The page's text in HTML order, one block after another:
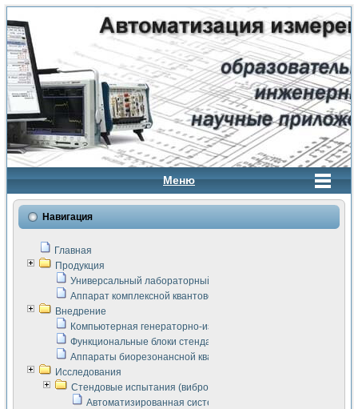
Меню
Навигация
Главная
Продукция
Универсальный лабораторный стенд "Сигнал-USB"
Аппарат комплексной квантовой терапии Интроскан
Внедрение
Компьютерная генераторно-измерительная система
Функциональные блоки стенда "Сигнал-USB"
Аппараты биорезонансной квантовой терапии серии СКАН
Исследования
Стендовые испытания (виброакустика, тензометрия и т.п.)
Автоматизированная система измерения параметров